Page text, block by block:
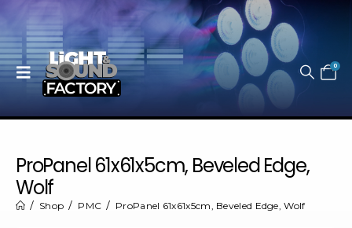
0
ProPanel 61x61x5cm, Beveled Edge,
Wolf
Shop PMC ProPanel 61x61x5cm, Beveled Edge, Wolf